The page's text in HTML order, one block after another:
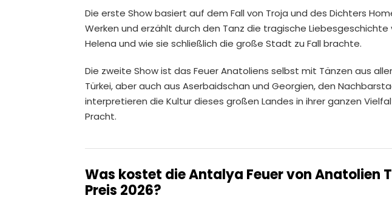
Die erste Show basiert auf dem Fall von Troja und des Dichters
Werken und erzählt durch den Tanz die tragische Liebesgeschichte
Helena und wie sie schließlich die große Stadt zu Fall brachte.
Die zweite Show ist das Feuer Anatoliens selbst mit Tänzen aus
Türkei, aber auch aus Aserbaidschan und Georgien, den
interpretieren die Kultur dieses großen Landes in ihrer ganzen
Pracht.
Was kostet die Antalya Feuer von Anatolien
Preis 2026?